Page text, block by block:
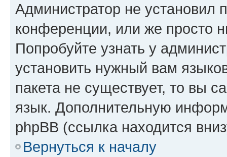
Администратор не установил
конференции, или же просто
Попробуйте узнать у
установить нужный вам
пакета не существует, то вы
язык. Дополнительную
phpBB (ссылка находится
Вернуться к началу